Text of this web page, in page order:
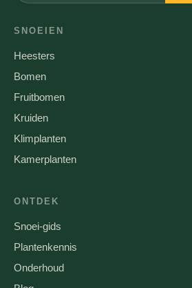
SNOEIEN
Heesters
Bomen
Fruitbomen
Kruiden
Klimplanten
Kamerplanten
ONTDEK
Snoei-gids
Plantenkennis
Onderhoud